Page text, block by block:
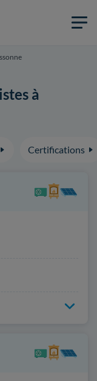
à
Certifications